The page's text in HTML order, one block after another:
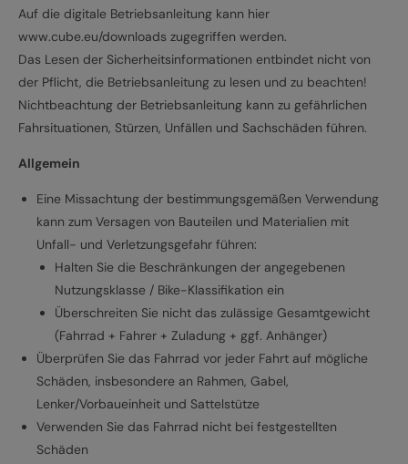
Auf die digitale Betriebsanleitung kann hier
www.cube.eu/downloads zugegriffen werden.
Das Lesen der Sicherheitsinformationen entbindet nicht von
der Pflicht, die Betriebsanleitung zu lesen und zu beachten!
Nichtbeachtung der Betriebsanleitung kann zu gefährlichen
Fahrsituationen, Stürzen, Unfällen und Sachschäden führen.
Allgemein
Eine Missachtung der bestimmungsgemäßen Verwendung
kann zum Versagen von Bauteilen und Materialien mit
Unfall- und Verletzungsgefahr führen:
Halten Sie die Beschränkungen der angegebenen
Nutzungsklasse / Bike-Klassifikation ein
Überschreiten Sie nicht das zulässige Gesamtgewicht
(Fahrrad + Fahrer + Zuladung + ggf. Anhänger)
Überprüfen Sie das Fahrrad vor jeder Fahrt auf mögliche
Schäden, insbesondere an Rahmen, Gabel,
Lenker/Vorbaueinheit und Sattelstütze
Verwenden Sie das Fahrrad nicht bei festgestellten
Schäden